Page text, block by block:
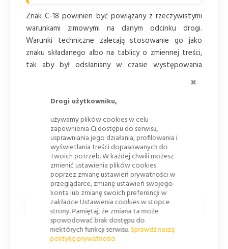
Drogi użytkowniku,
używamy plików cookies w celu
zapewnienia Ci dostępu do serwisu,
usprawniania jego działania, profilowania i
wyświetlania treści dopasowanych do
Twoich potrzeb. W każdej chwili możesz
zmienić ustawienia plików cookies
poprzez zmianę ustawień prywatności w
przeglądarce, zmianę ustawień swojego
konta lub zmianę swoich preferencji w
zakładce Ustawienia cookies w stopce
strony. Pamiętaj, że zmiana ta może
spowodować brak dostępu do
niektórych funkcji serwisu.Sprawdź naszą
politykę prywatności
Znak C-18 powinien być powiązany z rzeczywistymi
warunkami zimowymi na danym odcinku drogi.
Warunki techniczne zalecają stosowanie go jako
znaku składanego albo na tablicy o zmiennej treści,
tak aby był odsłaniany w czasie występowania
śniegu i zasłaniany po jego usunięciu. Takie
poza okresem, w którym jest uzasadniony warunkami
na drodze.
Jeżeli odcinek z nakazem znajduje się za
skrzyżowaniem lub wyjazdem z parkingu, przed tym
miejscem stosuje się oznakowanie uprzedzające, aby
kierujący mógł podjąć decyzję przed wjazdem na
odcinek objęty nakazem.
Tabliczki, odwołanie i zestawienia
Tabliczki T-23a–T-23j: stosowane wtedy, gdy
nakaz używania łańcuchów ma dotyczyć